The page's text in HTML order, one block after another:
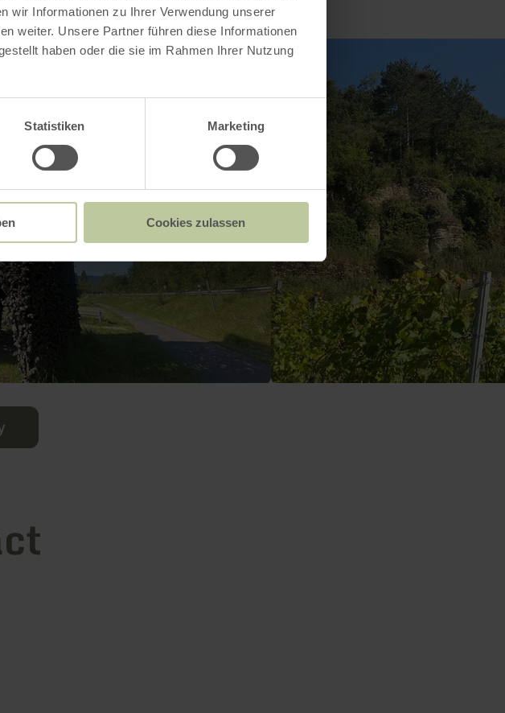
wir Informationen zu Ihrer Verwendung unserer
weiter. Unsere Partner führen diese Informationen
haben oder die sie im Rahmen Ihrer Nutzung
Statistiken Marketing
Cookies zulassen